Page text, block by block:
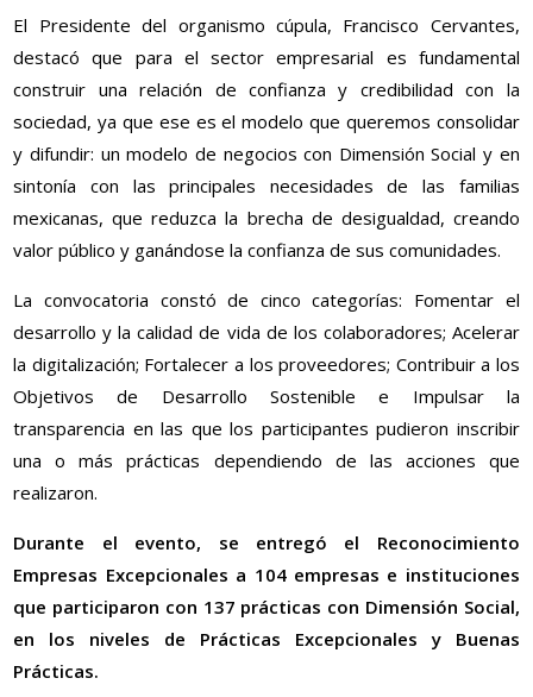
El Presidente del organismo cúpula, Francisco Cervantes,
destacó que para el sector empresarial es fundamental
construir una relación de confianza y credibilidad con la
sociedad, ya que ese es el modelo que queremos consolidar
y difundir: un modelo de negocios con Dimensión Social y en
sintonía con las principales necesidades de las familias
mexicanas, que reduzca la brecha de desigualdad, creando
valor público y ganándose la confianza de sus comunidades.
La convocatoria constó de cinco categorías: Fomentar el
desarrollo y la calidad de vida de los colaboradores; Acelerar
la digitalización; Fortalecer a los proveedores; Contribuir a los
Objetivos de Desarrollo Sostenible e Impulsar la
transparencia en las que los participantes pudieron inscribir
una o más prácticas dependiendo de las acciones que
realizaron.
Durante el evento, se entregó el Reconocimiento
Empresas Excepcionales a 104 empresas e instituciones
que participaron con 137 prácticas con Dimensión Social,
en los niveles de Prácticas Excepcionales y Buenas
Prácticas.